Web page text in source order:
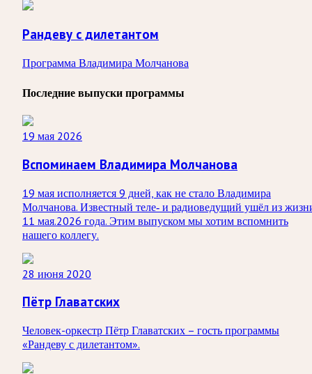
Рандеву с дилетантом
Программа Владимира Молчанова
Последние выпуски программы
19 мая 2026
Вспоминаем Владимира Молчанова
19 мая исполняется 9 дней, как не стало Владимира
Молчанова. Известный теле‑ и радиоведущий ушёл из
11 мая.2026 года. Этим выпуском мы хотим вспомнить
нашего коллегу.
28 июня 2020
Пётр Главатских
Человек-оркестр Пётр Главатских – гость программы
«Рандеву с дилетантом».